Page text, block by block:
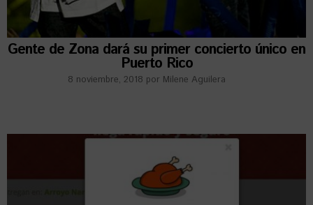
Gente de Zona dará su primer concierto único en
Puerto Rico
8 noviembre, 2018 por Milene Aguilera